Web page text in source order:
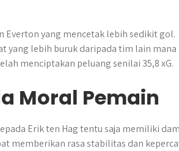
Everton yang mencetak lebih sedikit gol.
yang lebih buruk daripada tim lain mana
menciptakan peluang senilai 35,8 xG.
Moral Pemain
Erik ten Hag tentu saja memiliki
memberikan rasa stabilitas dan